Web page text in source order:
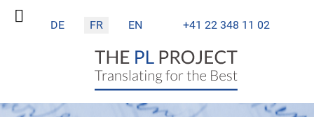
Sélectionnez votre langue
DE
FR EN +41 22 348 11 02